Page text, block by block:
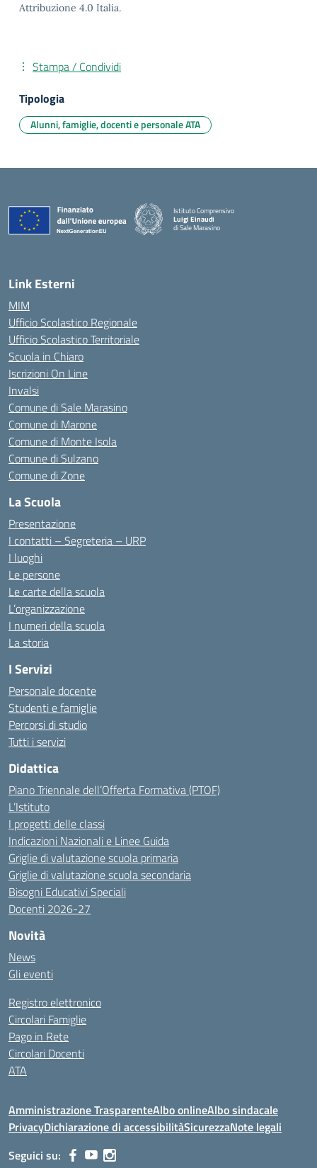
Attribuzione 4.0 Italia.
Stampa / Condividi
Tipologia
Alunni, famiglie, docenti e personale ATA
Istituto Comprensivo
Luigi Einaudi
di Sale Marasino
Link Esterni
MIM
Ufficio Scolastico Regionale
Ufficio Scolastico Territoriale
Scuola in Chiaro
Iscrizioni On Line
Invalsi
Comune di Sale Marasino
Comune di Marone
Comune di Monte Isola
Comune di Sulzano
Comune di Zone
La Scuola
Presentazione
I contatti – Segreteria – URP
I luoghi
Le persone
Le carte della scuola
L’organizzazione
I numeri della scuola
La storia
I Servizi
Personale docente
Studenti e famiglie
Percorsi di studio
Tutti i servizi
Didattica
Piano Triennale dell’Offerta Formativa (PTOF)
L’Istituto
I progetti delle classi
Indicazioni Nazionali e Linee Guida
Griglie di valutazione scuola primaria
Griglie di valutazione scuola secondaria
Bisogni Educativi Speciali
Docenti 2026-27
Novità
News
Gli eventi
Registro elettronico
Circolari Famiglie
Pago in Rete
Circolari Docenti
ATA
Amministrazione TrasparenteAlbo onlineAlbo sindacale
PrivacyDichiarazione di accessibilitàSicurezzaNote legali
Seguici su: